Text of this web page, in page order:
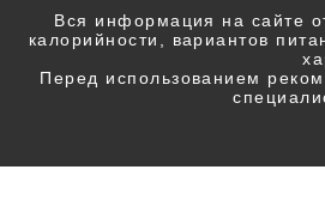
Вся информация на сайте
калорийности, вариантов
Перед использованием